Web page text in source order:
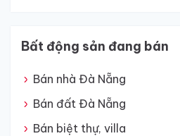
Bất động sản đang bán
Bán nhà Đà Nẵng
Bán đất Đà Nẵng
Bán biệt thự, villa